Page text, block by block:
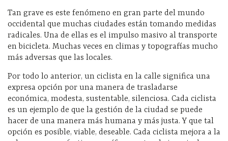
Tan grave es este fenómeno en gran parte del mundo
occidental que muchas ciudades están tomando medidas
radicales. Una de ellas es el impulso masivo al transporte
en bicicleta. Muchas veces en climas y topografías mucho
más adversas que las locales.
Por todo lo anterior, un ciclista en la calle significa una
expresa opción por una manera de trasladarse
económica, modesta, sustentable, silenciosa. Cada ciclista
es un ejemplo de que la gestión de la ciudad se puede
hacer de una manera más humana y más justa. Y que tal
opción es posible, viable, deseable. Cada ciclista mejora a la